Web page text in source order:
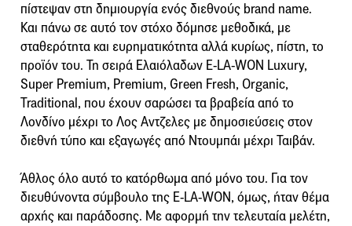
πίστεψαν στη δημιουργία ενός διεθνούς brand name.
Και πάνω σε αυτό τον στόχο δόμησε μεθοδικά, με
σταθερότητα και ευρηματικότητα αλλά κυρίως, πίστη, το
προϊόν του. Τη σειρά Ελαιόλαδων Ε-LA-WON Luxury,
Super Premium, Premium, Green Fresh, Organic,
Traditional, που έχουν σαρώσει τα βραβεία από το
Λονδίνο μέχρι το Λος Αντζελες με δημοσιεύσεις στον
διεθνή τύπο και εξαγωγές από Ντουμπάι μέχρι Ταιβάν.
Άθλος όλο αυτό το κατόρθωμα από μόνο του. Για τον
διευθύνοντα σύμβουλο της E-LA-WON, όμως, ήταν θέμα
αρχής και παράδοσης. Με αφορμή την τελευταία μελέτη,